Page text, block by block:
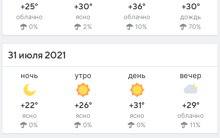
+25°
облачно
0%
+30°
ясно
2%
+36°
облачно
10%
+30°
дождь
70%
31 июля 2021
ночь
+22°
ясно
0%
утро
+26°
ясно
0%
день
+31°
ясно
0%
вечер
+29°
облачно
11%